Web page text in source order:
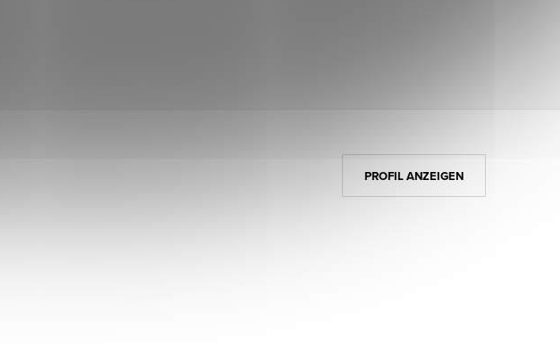
PROFIL ANZEIGEN